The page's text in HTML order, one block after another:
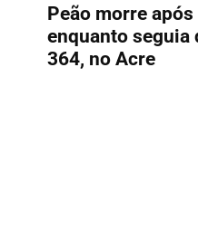
Peão morre
enquanto seguia
364, no Acre